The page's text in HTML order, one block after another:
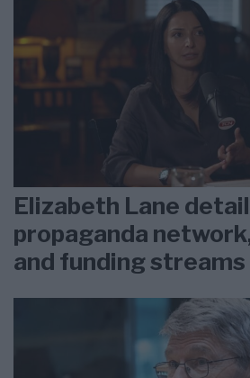
Elizabeth Lane
propaganda
and funding streams